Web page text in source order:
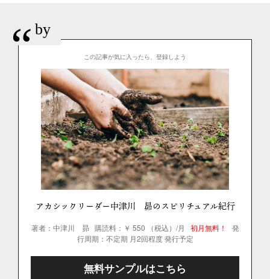
“ by
この記事が気に入ったら、登録しよう
アカシックリーダー中津川 昴のスピリチュアル紀行
著者：中津川 昴 購読料：￥ 550 （税込）/月 初月無料！
発
行周期：不定期 月2回程度 発行予定
無料サンプルはこちら